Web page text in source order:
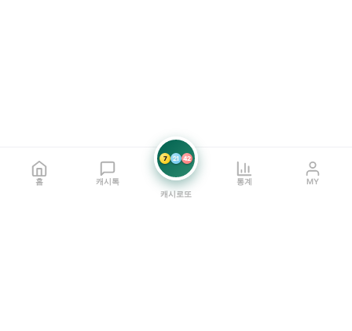
홈 캐시톡
7 21 42
캐시로또
통계 MY